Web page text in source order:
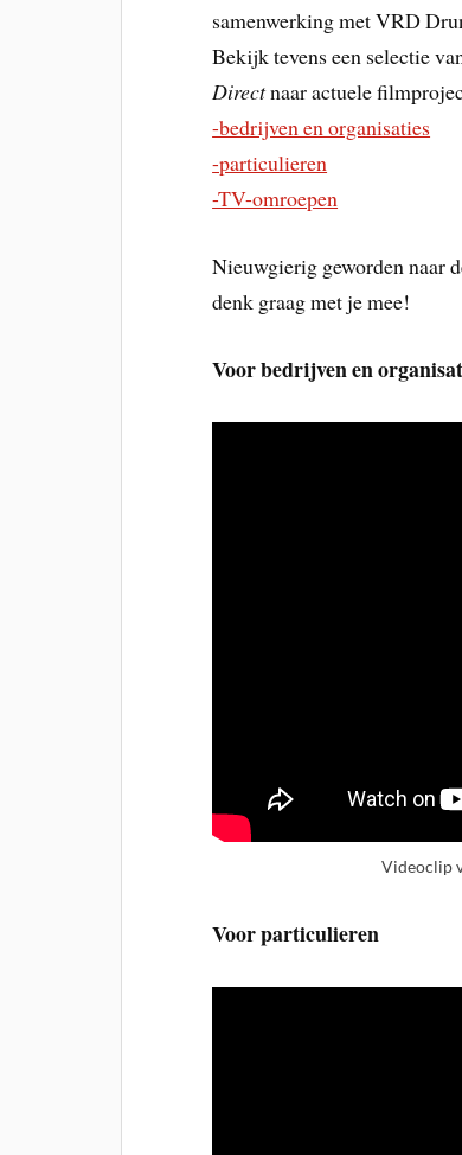
samenwerking met VRD
Bekijk tevens een selectie
Directnaar actuele
-bedrijven en organisaties
-particulieren
-TV-omroepen
Nieuwgierig geworden naar
denk graag met je mee!
Voor bedrijven en
Videoclip
Voor particulieren